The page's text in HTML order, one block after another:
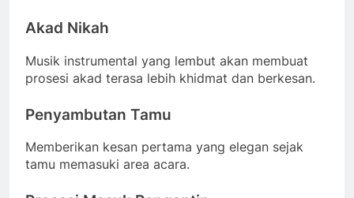
Akad Nikah
Musik instrumental yang lembut akan membuat
prosesi akad terasa lebih khidmat dan berkesan.
Penyambutan Tamu
Memberikan kesan pertama yang elegan sejak
tamu memasuki area acara.